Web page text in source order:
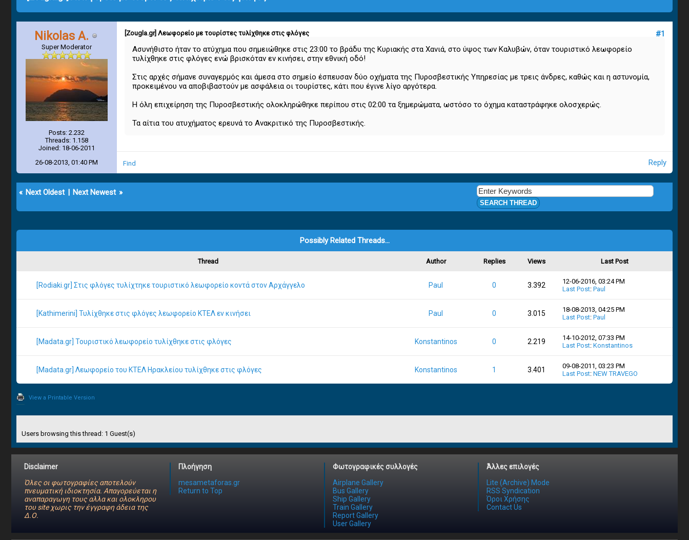
Nikolas A.
Super Moderator
Posts: 2.232
Threads: 1.158
Joined: 18-06-2011
#1
[Zougla.gr] Λεωφορείο με τουρίστες τυλίχθηκε στις φλόγες
Ασυνήθιστο ήταν το ατύχημα που σημειώθηκε στις 23:00 το βράδυ της Κυριακής στα Χανιά, στο ύψος των Καλυβών, όταν τουριστικό λεωφορείο
τυλίχθηκε στις φλόγες ενώ βρισκόταν εν κινήσει, στην εθνική οδό!
Στις αρχές σήμανε συναγερμός και άμεσα στο σημείο έσπευσαν δύο οχήματα της Πυροσβεστικής Υπηρεσίας με τρεις άνδρες, καθώς και η αστυνομία,
προκειμένου να αποβιβαστούν με ασφάλεια οι τουρίστες, κάτι που έγινε λίγο αργότερα.
Η όλη επιχείρηση της Πυροσβεστικής ολοκληρώθηκε περίπου στις 02:00 τα ξημερώματα, ωστόσο το όχημα καταστράφηκε ολοσχερώς.
Τα αίτια του ατυχήματος ερευνά το Ανακριτικό της Πυροσβεστικής.
26-08-2013, 01:40 PM Find Reply
« Next Oldest | Next Newest »
Possibly Related Threads…
Thread Author Replies Views Last Post
[Rodiaki.gr] Στις φλόγες τυλίχτηκε τουριστικό λεωφορείο κοντά στον Αρχάγγελο Paul 0 3.392
12-06-2016, 03:24 PM
Last Post: Paul
[Kathimerini] Τυλίχθηκε στις φλόγες λεωφορείο ΚΤΕΛ εν κινήσει Paul 0 3.015
18-08-2013, 04:25 PM
Last Post: Paul
[Madata.gr] Τουριστικό λεωφορείο τυλίχθηκε στις φλόγες Konstantinos 0 2.219
14-10-2012, 07:33 PM
Last Post: Konstantinos
[Madata.gr] Λεωφορείο του ΚΤΕΛ Ηρακλείου τυλίχθηκε στις φλόγες Konstantinos 1 3.401
09-08-2011, 03:23 PM
Last Post: NEW TRAVEGO
View a Printable Version
Users browsing this thread: 1 Guest(s)
Disclaimer
Όλες οι φωτογραφίες αποτελούν
πνευματική ιδιοκτησία. Απαγορεύεται η
αναπαραγωγη τους αλλα και ολοκληρου
του site χωρις την έγγραφη άδεια της
Δ.Ο.
Πλοήγηση
mesametaforas.gr
Return to Top
Φωτογραφικές συλλογές
Airplane Gallery
Bus Gallery
Ship Gallery
Train Gallery
Report Gallery
User Gallery
Άλλες επιλογές
Lite (Archive) Mode
RSS Syndication
Όροι Χρήσης
Contact Us